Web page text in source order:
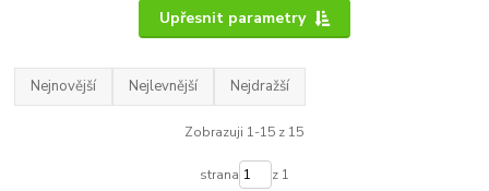
Upřesnit parametry
Nejnovější Nejlevnější Nejdražší
Zobrazuji 1-15 z 15
strana z 1